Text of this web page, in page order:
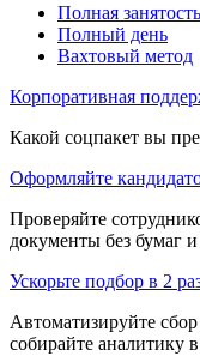
Полная занятость
Полный день
Вахтовый метод
Корпоративная
Какой соцпакет вы
Оформляйте
Проверяйте
документы без бумаг
Ускорьте подбор в 2
Автоматизируйте
собирайте аналитику